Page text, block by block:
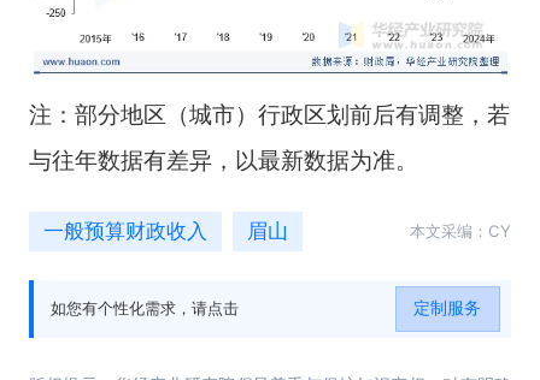
注：部分地区（城市）行政区划前后有调整，若
与往年数据有差异，以最新数据为准。
一般预算财政收入 眉山 本文采编：CY
如您有个性化需求，请点击 定制服务